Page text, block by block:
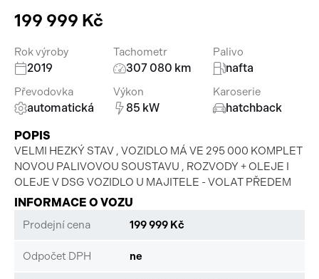
199 999 Kč
Rok výroby
2019
Tachometr
307 080 km
Palivo
nafta
Převodovka
automatická
Výkon
85 kW
Karoserie
hatchback
POPIS
VELMI HEZKÝ STAV , VOZIDLO MÁ VE 295 000 KOMPLET
NOVOU PALIVOVOU SOUSTAVU , ROZVODY + OLEJE I
OLEJE V DSG VOZIDLO U MAJITELE - VOLAT PŘEDEM
INFORMACE O VOZU
Prodejní cena 199 999 Kč
Odpočet DPH ne